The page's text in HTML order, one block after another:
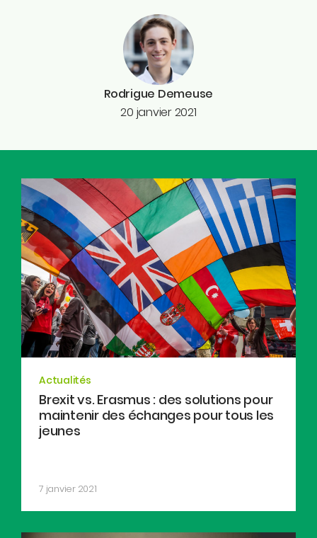
Rodrigue Demeuse
20 janvier 2021
Actualités
Brexit vs. Erasmus : des solutions pour
maintenir des échanges pour tous les
jeunes
7 janvier 2021